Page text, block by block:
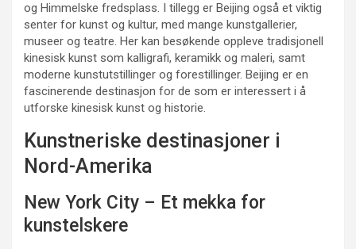
og Himmelske fredsplass. I tillegg er Beijing også et viktig
senter for kunst og kultur, med mange kunstgallerier,
museer og teatre. Her kan besøkende oppleve tradisjonell
kinesisk kunst som kalligrafi, keramikk og maleri, samt
moderne kunstutstillinger og forestillinger. Beijing er en
fascinerende destinasjon for de som er interessert i å
utforske kinesisk kunst og historie.
Kunstneriske destinasjoner i
Nord-Amerika
New York City – Et mekka for
kunstelskere